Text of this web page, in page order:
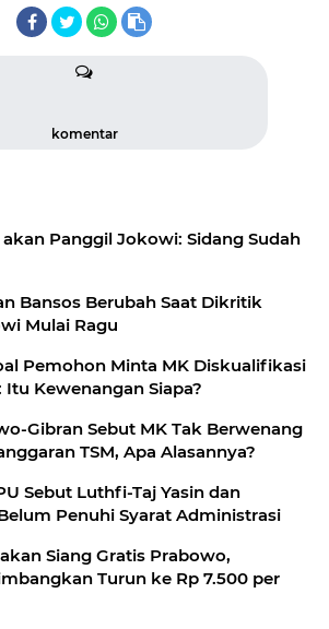
komentar
Panggil Jokowi: Sidang Sudah
Bansos Berubah Saat Dikritik
Mulai Ragu
Pemohon Minta MK Diskualifikasi
Kewenangan Siapa?
Gibran Sebut MK Tak Berwenang
TSM, Apa Alasannya?
Sebut Luthfi-Taj Yasin dan
Penuhi Syarat Administrasi
Siang Gratis Prabowo,
Turun ke Rp 7.500 per